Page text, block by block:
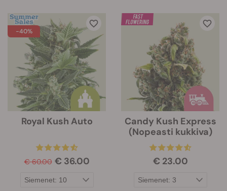
-40%
Royal Kush Auto
€ 60.00 € 36.00
Candy Kush Express
(Nopeasti kukkiva)
€ 23.00